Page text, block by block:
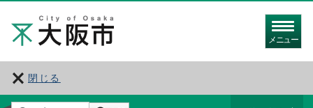
メニュー
閉じる